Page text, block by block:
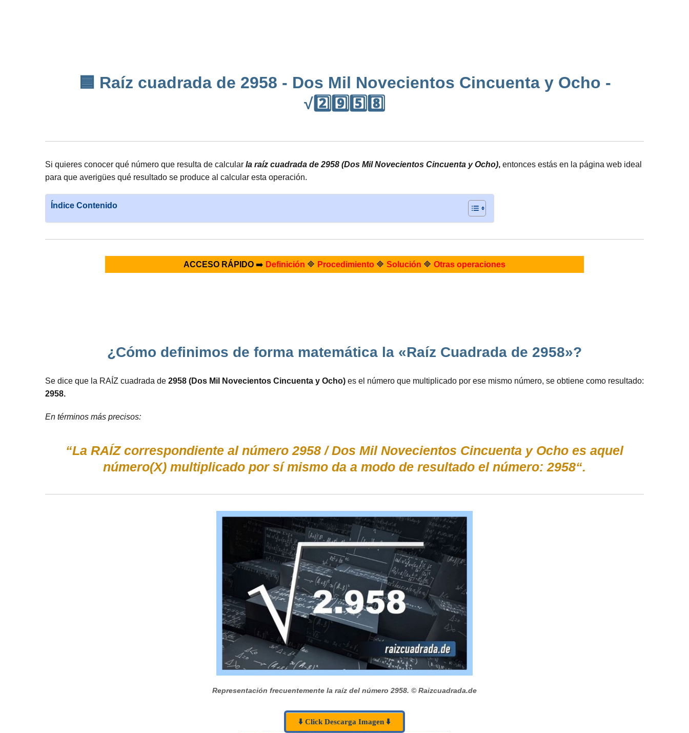
🟦 Raíz cuadrada de 2958 - Dos Mil Novecientos Cincuenta y Ocho -
√2️⃣9️⃣5️⃣8️⃣
Si quieres conocer qué número que resulta de calcular la raíz cuadrada de 2958 (Dos Mil Novecientos Cincuenta y Ocho), entonces estás en la página web ideal
para que averigües qué resultado se produce al calcular esta operación.
Índice Contenido
ACCESO RÁPIDO➡️ Definición 🔷 Procedimiento🔷 Solución 🔷 Otras operaciones
¿Cómo definimos de forma matemática la «Raíz Cuadrada de 2958»?
Se dice que la RAÍZ cuadrada de 2958 (Dos Mil Novecientos Cincuenta y Ocho) es el número que multiplicado por ese mismo número, se obtiene como resultado:
2958.
En términos más precisos:
“La RAÍZ correspondiente al número 2958 / Dos Mil Novecientos Cincuenta y Ocho es aquel
número(X) multiplicado por sí mismo da a modo de resultado el número: 2958“.
Representación frecuentemente la raíz del número 2958. © Raizcuadrada.de
⬇️ Click Descarga Imagen ⬇️